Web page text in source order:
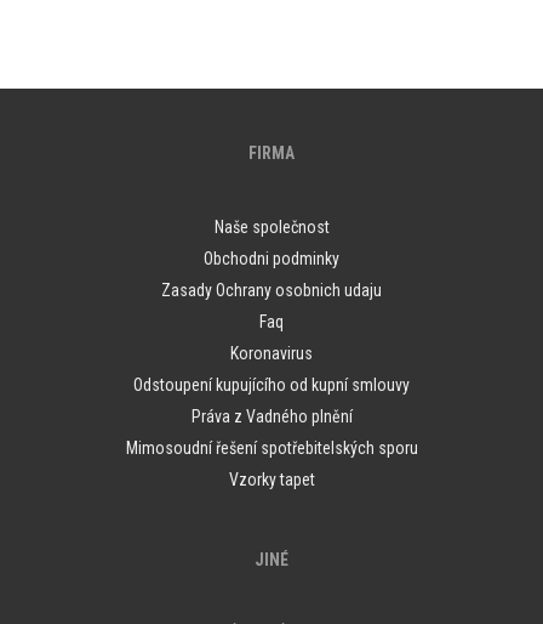
FIRMA
Naše společnost
Obchodni podminky
Zasady Ochrany osobnich udaju
Faq
Koronavirus
Odstoupení kupujícího od kupní smlouvy
Práva z Vadného plnění
Mimosoudní řešení spotřebitelských sporu
Vzorky tapet
JINÉ